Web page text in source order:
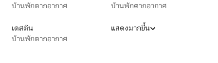
บ้านพักตากอากาศ
บ้านพักตากอากาศ
เดสติน
บ้านพักตากอากาศ
แสดงมากขึ้น